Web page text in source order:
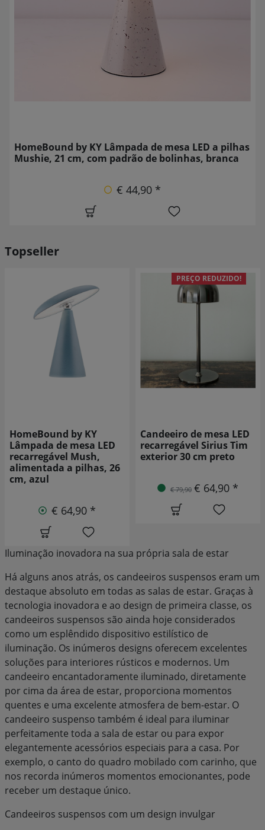
HomeBound by KY Lâmpada de mesa LED a pilhas
Mushie, 21 cm, com padrão de bolinhas, branca
€ 44,90 *
Topseller
Candeeiro de mesa LED
recarregável Sirius Tim
exterior 30 cm preto
HomeBound by KY
Lâmpada de mesa LED a
pilhas Mushie, 21 cm,
Iluminação inovadora na sua própria sala de estar
Há alguns anos atrás, os candeeiros suspensos eram um
destaque absoluto em todas as salas de estar. Graças à
tecnologia inovadora e ao design de primeira classe, os
candeeiros suspensos são ainda hoje considerados
como um esplêndido dispositivo estilístico de
iluminação. Os inúmeros designs oferecem excelentes
soluções para interiores rústicos e modernos. Um
candeeiro encantadoramente iluminado, diretamente
por cima da área de estar, proporciona momentos
quentes e uma excelente atmosfera de bem-estar. O
candeeiro suspenso também é ideal para iluminar
perfeitamente toda a sala de estar ou para expor
elegantemente acessórios especiais para a casa. Por
exemplo, o canto do quadro mobilado com carinho, que
nos recorda inúmeros momentos emocionantes, pode
receber um destaque único.
Candeeiros suspensos com um design invulgar